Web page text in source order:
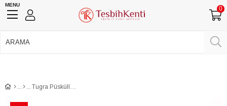
MENU
0
Tugra Püsküllü Anahtarlık